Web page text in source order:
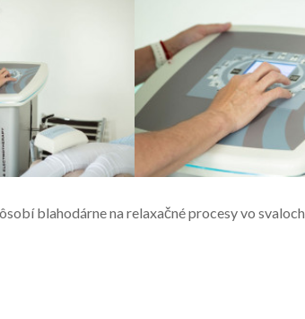
blahodárne na relaxačné procesy vo svaloch